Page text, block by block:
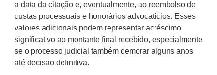
a data da citação e, eventualmente, ao reembolso de
custas processuais e honorários advocatícios. Esses
valores adicionais podem representar acréscimo
significativo ao montante final recebido, especialmente
se o processo judicial também demorar alguns anos
até decisão definitiva.